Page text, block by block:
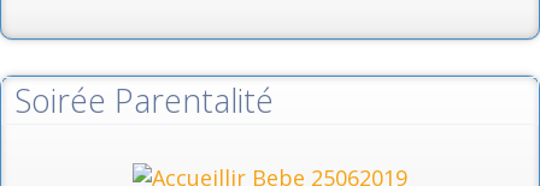
Soirée Parentalité